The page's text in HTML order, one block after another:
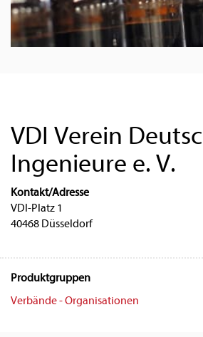
VDI Verein
Ingenieure e. V.
Kontakt/Adresse
VDI-Platz 1
40468 Düsseldorf
Produktgruppen
Verbände - Organisationen